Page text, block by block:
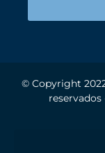
© Copyright
reservados